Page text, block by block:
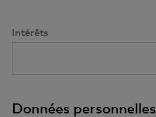
Intérêts
Données personnelles